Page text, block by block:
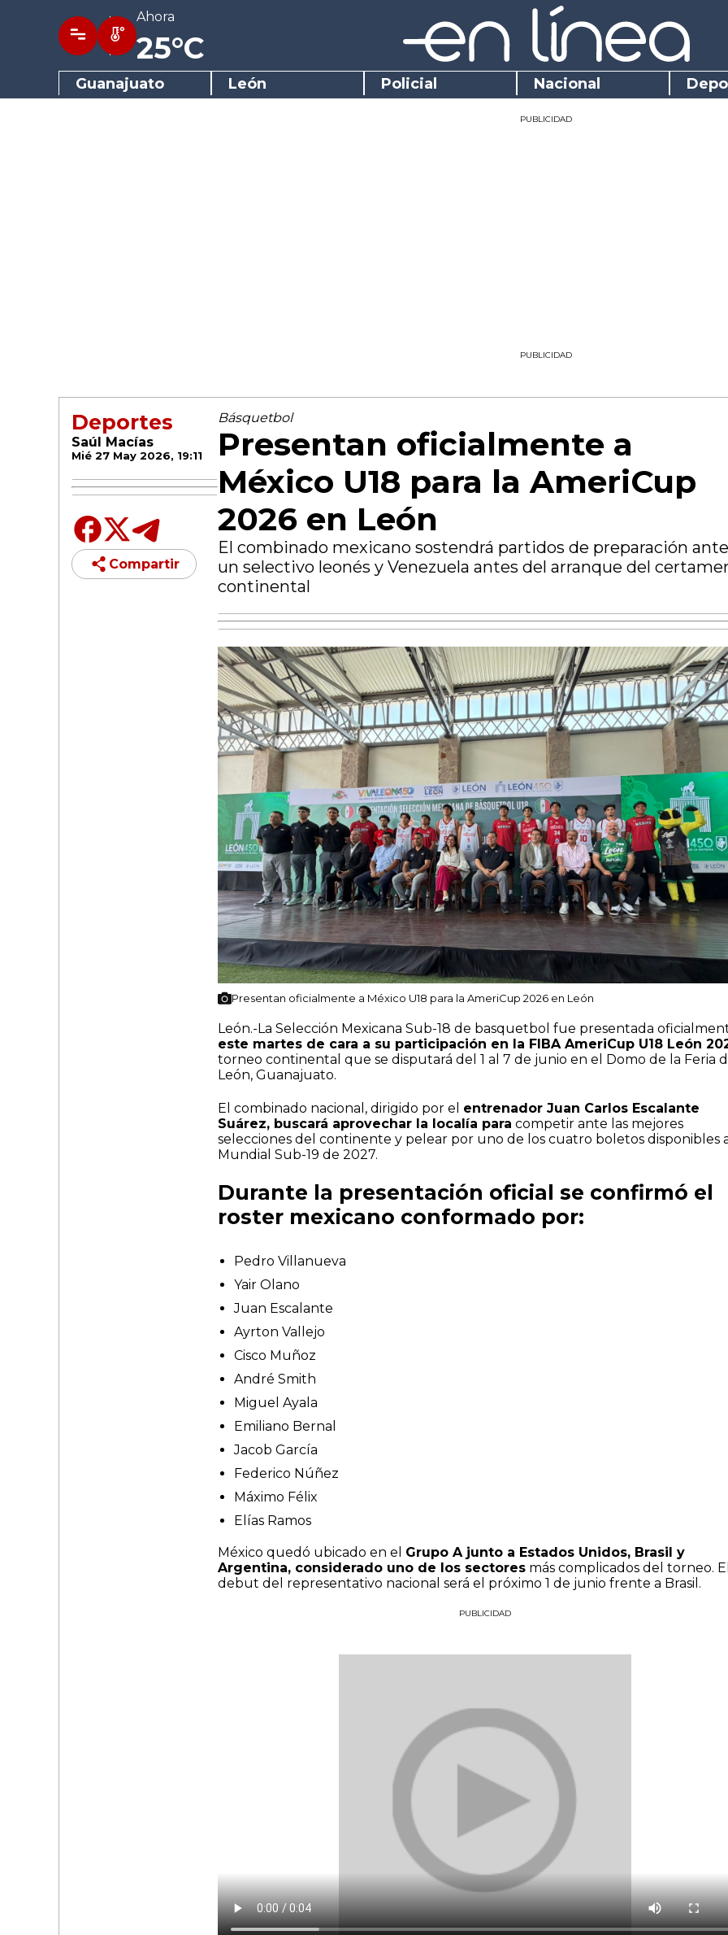
Ahora
25°C
Guanajuato León Policial Nacional
PUBLICIDAD
PUBLICIDAD
Deportes
Saúl Macías
Mié 27 May 2026, 19:11
Compartir
Básquetbol
Presentan oficialmente a
México U18 para la AmeriCup
2026 en León
El combinado mexicano sostendrá partidos de preparación ante
un selectivo leonés y Venezuela antes del arranque del
continental
Presentan oficialmente a México U18 para la AmeriCup 2026 en León
León.-La Selección Mexicana Sub-18 de basquetbol fue presentada
este martes de cara a su participación en la FIBA AmeriCup U18 León
torneo continental que se disputará del 1 al 7 de junio en el Domo de la Feria
León, Guanajuato.
El combinado nacional, dirigido por el entrenador Juan Carlos Escalante
Suárez, buscará aprovechar la localía para competir ante las mejores
selecciones del continente y pelear por uno de los cuatro boletos disponibles
Mundial Sub-19 de 2027.
Durante la presentación oficial se confirmó el
roster mexicano conformado por:
Pedro Villanueva
Yair Olano
Juan Escalante
Ayrton Vallejo
Cisco Muñoz
André Smith
Miguel Ayala
Emiliano Bernal
Jacob García
Federico Núñez
Máximo Félix
Elías Ramos
México quedó ubicado en el Grupo A junto a Estados Unidos, Brasil y
Argentina, considerado uno de los sectores más complicados del torneo.
debut del representativo nacional será el próximo 1 de junio frente a Brasil.
PUBLICIDAD